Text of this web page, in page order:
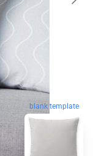
blank template